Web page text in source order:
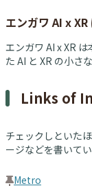
エンガワ AI x
エンガワ AI x XR
た AI と XR の小さ
Links of
チェックしといた
ージなどを書いて
Metro